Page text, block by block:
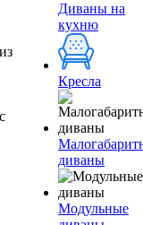
Диваны на
кухню
Кресла
диваны
Модульные